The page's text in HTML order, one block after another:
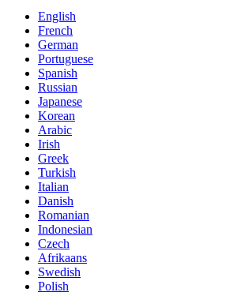
English
French
German
Portuguese
Spanish
Russian
Japanese
Korean
Arabic
Irish
Greek
Turkish
Italian
Danish
Romanian
Indonesian
Czech
Afrikaans
Swedish
Polish